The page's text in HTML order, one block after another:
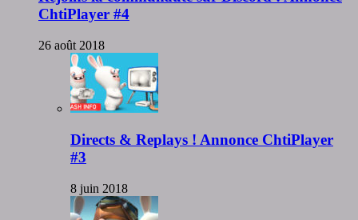
ChtiPlayer #4
26 août 2018
Directs & Replays ! Annonce ChtiPlayer
#3
8 juin 2018